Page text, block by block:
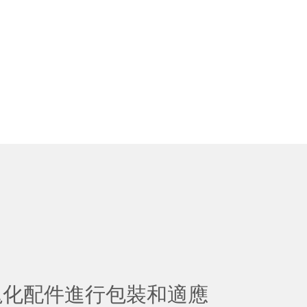
配件進行包裝和適應